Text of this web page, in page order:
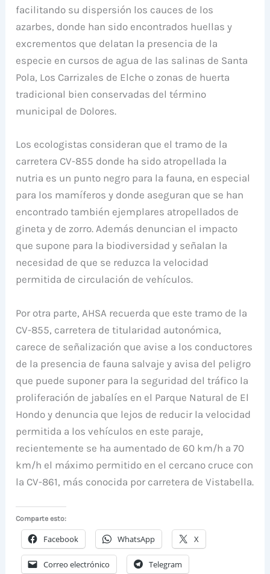
facilitando su dispersión los cauces de los
azarbes, donde han sido encontrados huellas y
excrementos que delatan la presencia de la
especie en cursos de agua de las salinas de Santa
Pola, Los Carrizales de Elche o zonas de huerta
tradicional bien conservadas del término
municipal de Dolores.
Los ecologistas consideran que el tramo de la
carretera CV-855 donde ha sido atropellada la
nutria es un punto negro para la fauna, en especial
para los mamíferos y donde aseguran que se han
encontrado también ejemplares atropellados de
gineta y de zorro. Además denuncian el impacto
que supone para la biodiversidad y señalan la
necesidad de que se reduzca la velocidad
permitida de circulación de vehículos.
Por otra parte, AHSA recuerda que este tramo de la
CV-855, carretera de titularidad autonómica,
carece de señalización que avise a los conductores
de la presencia de fauna salvaje y avisa del peligro
que puede suponer para la seguridad del tráfico la
proliferación de jabalíes en el Parque Natural de El
Hondo y denuncia que lejos de reducir la velocidad
permitida a los vehículos en este paraje,
recientemente se ha aumentado de 60 km/h a 70
km/h el máximo permitido en el cercano cruce con
la CV-861, más conocida por carretera de Vistabella.
Comparte esto:
Facebook WhatsApp X
Correo electrónico Telegram